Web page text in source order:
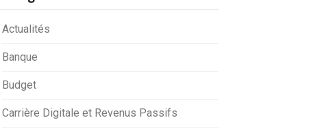
Actualités
Banque
Budget
Carrière Digitale et Revenus Passifs